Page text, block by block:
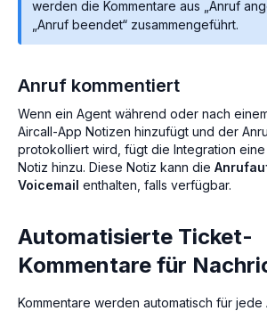
werden die Kommentare aus „Anruf
„Anruf beendet“ zusammengeführt.
Anruf kommentiert
Wenn ein Agent während oder nach
Aircall-App Notizen hinzufügt und der
protokolliert wird, fügt die Integration
Notiz hinzu. Diese Notiz kann die
Voicemail enthalten, falls verfügbar.
Automatisierte Ticket-
Kommentare für
Kommentare werden automatisch für jede